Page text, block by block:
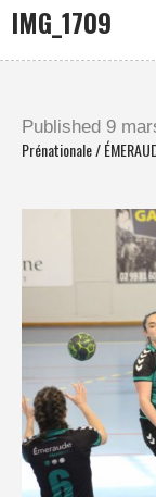
IMG_1709
Published 9
Prénationale /